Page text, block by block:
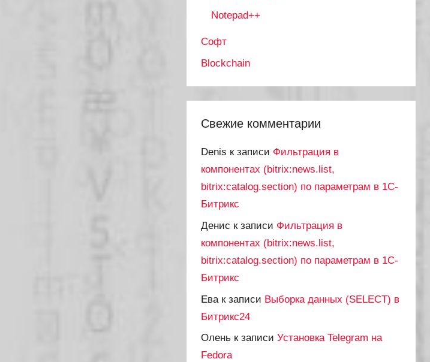
Notepad++
Софт
Blockchain
Свежие комментарии
Denis к записи Фильтрация в
компонентах (bitrix:news.list,
bitrix:catalog.section) по параметрам в 1С-
Битрикс
Денис к записи Фильтрация в
компонентах (bitrix:news.list,
bitrix:catalog.section) по параметрам в 1С-
Битрикс
Ева к записи Выборка данных (SELECT) в
Битрикс24
Олень к записиУстановка Telegram на
Fedora